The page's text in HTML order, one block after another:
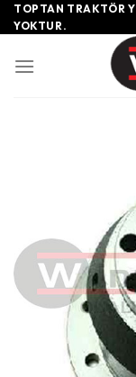
Skip
to
TOPTAN TRAKTÖR
YOKTUR.